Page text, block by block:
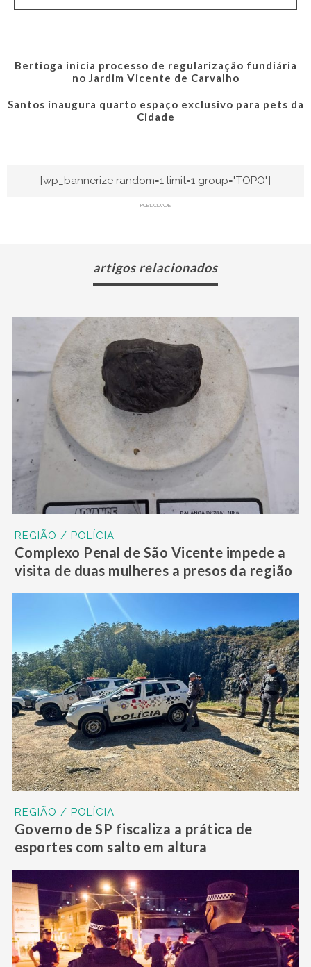
Bertioga inicia processo de regularização fundiária
no Jardim Vicente de Carvalho
Santos inaugura quarto espaço exclusivo para pets da
Cidade
[wp_bannerize random=1 limit=1 group="TOPO"]
PUBLICIDADE
artigos relacionados
REGIÃO / POLÍCIA
Complexo Penal de São Vicente impede a
visita de duas mulheres a presos da região
REGIÃO / POLÍCIA
Governo de SP fiscaliza a prática de
esportes com salto em altura